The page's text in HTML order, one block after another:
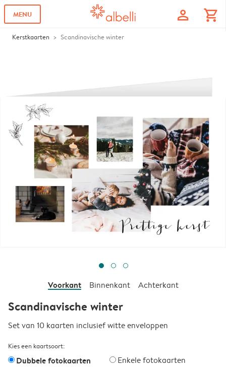
MENU profile shopping_cart
Kerstkaarten Scandinavische winter
Voorkant Binnenkant Achterkant
Scandinavische winter
Set van 10 kaarten inclusief witte enveloppen
Kies een kaartsoort:
Dubbele fotokaarten Enkele fotokaarten